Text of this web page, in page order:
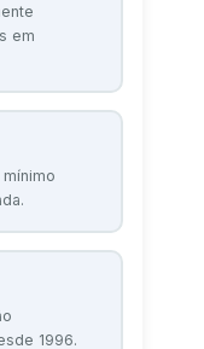
em
1996.